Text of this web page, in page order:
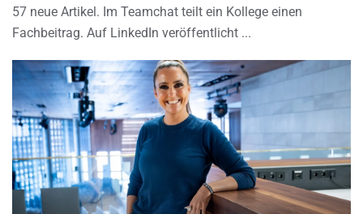
57 neue Artikel. Im Teamchat teilt ein Kollege einen
Fachbeitrag. Auf LinkedIn veröffentlicht